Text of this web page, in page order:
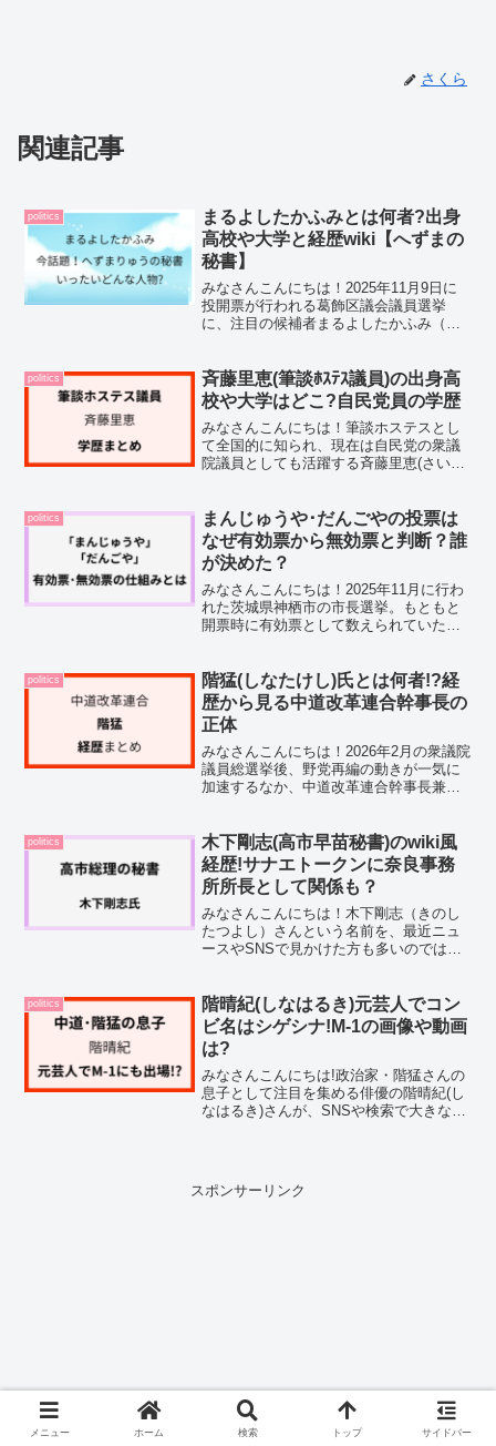
さくら
関連記事
politics
まるよしたかふみとは何者?出身
高校や大学と経歴wiki【へずまの
秘書】
みなさんこんにちは！2025年11月9日に
投開票が行われる葛飾区議会議員選挙
に、注目の候補者まるよしたかふみ（丸
な人？」「へずまりゅうの秘書って本
当？」と話題になってお...
politics
斉藤里恵(筆談ﾎｽﾃｽ議員)の出身高
校や大学はどこ?自民党員の学歴
みなさんこんにちは！筆談ホステスとし
て全国的に知られ、現在は自民党の衆議
院議員としても活躍する斉藤里恵(さいと
テスへ、そして国会議員へと歩んできた
そのご経歴は、多く...
politics
まんじゅうや･だんごやの投票は
なぜ有効票から無効票と判断？誰
が決めた？
みなさんこんにちは！2025年11月に行わ
れた茨城県神栖市の市長選挙。もともと
開票時に有効票として数えられていた
内敏之市長の当選そのものが取り消しと
なりました。なぜ最初...
politics
階猛(しなたけし)氏とは何者!?経
歴から見る中道改革連合幹事長の
正体
みなさんこんにちは！2026年2月の衆議院
議員総選挙後、野党再編の動きが一気に
加速するなか、中道改革連合幹事長兼選
東大法学部卒・元銀行員・弁護士、そし
て衆議院議員8期と...
politics
木下剛志(高市早苗秘書)のwiki風
経歴!サナエトークンに奈良事務
所所長として関係も？
みなさんこんにちは！木下剛志（きのし
たつよし）さんという名前を、最近ニュ
ースやSNSで見かけた方も多いのではな
として、政界に精通した人物です。そん
な木下剛志さんが今、...
politics
階晴紀(しなはるき)元芸人でコン
ビ名はシゲシナ!M-1の画像や動画
は?
みなさんこんにちは!政治家・階猛さんの
息子として注目を集める俳優の階晴紀(し
なはるき)さんが、SNSや検索で大きな話
芸人だったことをご...
スポンサーリンク
メニュー ホーム 検索 トップ サイドバー